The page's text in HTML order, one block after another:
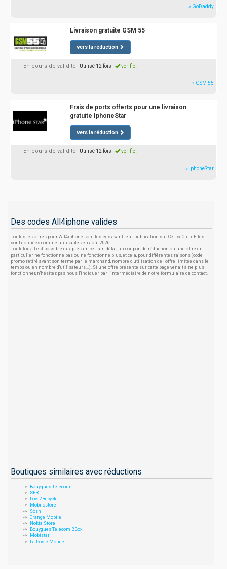
» GoDaddy
Livraison gratuite GSM 55
vers la réduction
En cours de validité | Utilisé 12 fois vérifié !
» GSM 55
Frais de ports offerts pour une livraison
gratuite IphoneStar
vers la réduction
En cours de validité | Utilisé 12 fois vérifié !
» IphoneStar
Des codes All4iphone valides
Toutes les offres pour All4iphone sont testées avant leur publication sur CeriseClub. Elles
sont données comme utilisables en août 2026.
Toutefois, il est possible qu'après un certain délai, un coupon de réduction ou une offre en
particulier ne fonctionne pas ou ne fonctionne plus, et cela, pour différentes raisons (code
promo retiré avant son terme par le marchand, nombre d'utilisation de l'offre limitée dans le
temps ou en nombre d'utilisateurs...). Si une offre présente sur cette page venait à ne plus
fonctionner, n'hésitez pas nous l'indiquer par l'intermédiaire de notre formulaire de contact.
Boutiques similaires avec réductions
Bouygues Telecom
SFR
Love2Recycle
Mobilostore
Sosh
Orange Mobile
Nokia Store
Bouygues Telecom BBox
Mobistar
La Poste Mobile